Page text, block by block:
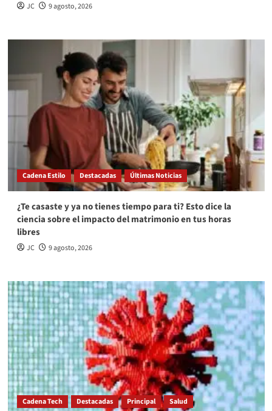
JC 9 agosto, 2026
Cadena Estilo Destacadas Últimas Noticias
¿Te casaste y ya no tienes tiempo para ti? Esto dice la
ciencia sobre el impacto del matrimonio en tus horas
libres
JC 9 agosto, 2026
Cadena Tech Destacadas Principal
Salud